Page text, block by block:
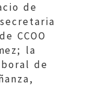
de
CCOO
la
de